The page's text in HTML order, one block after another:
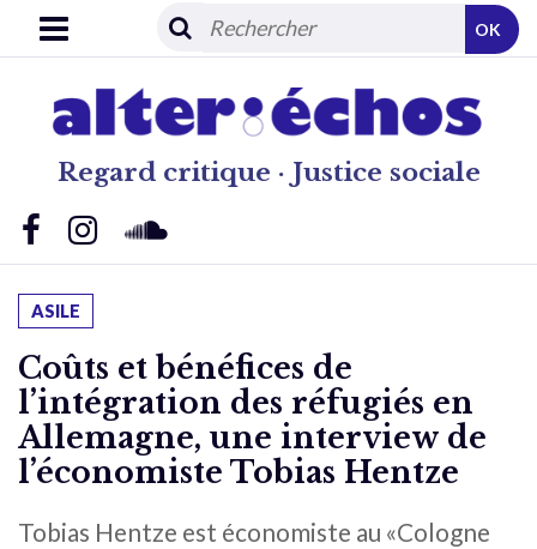
Regard critique · Justice sociale
OK
ASILE
Coûts et bénéfices de
l’intégration des réfugiés en
Allemagne, une interview de
l’économiste Tobias Hentze
Tobias Hentze est économiste au «Cologne